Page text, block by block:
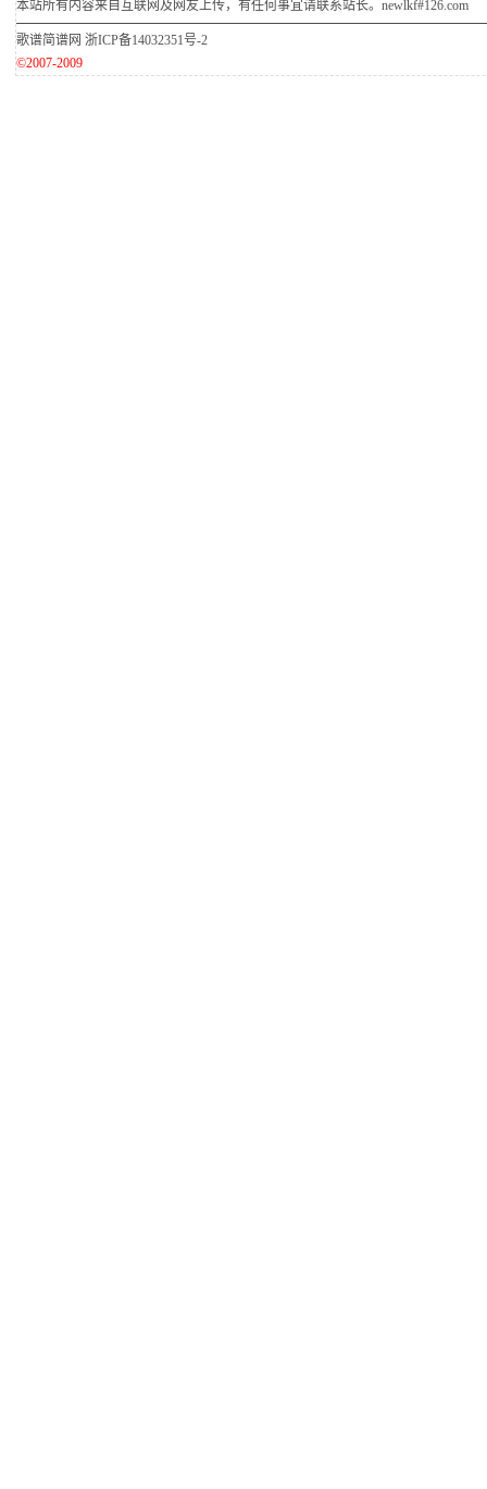
本站所有内容来自互联网及网友上传，有任何事宜请联系站长。newlkf#126.com
歌谱简谱网 浙ICP备14032351号-2
©2007-2009